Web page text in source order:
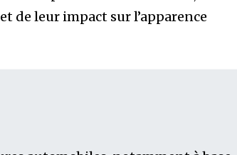
de leur impact sur l’apparence